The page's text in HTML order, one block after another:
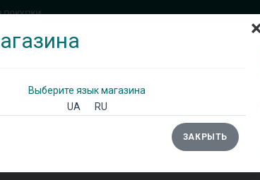
ПОКУПКИ
ТУМБЫ/КОМОДЫ
Выберите язык магазина
UA
RU
ЗАКРЫТЬ